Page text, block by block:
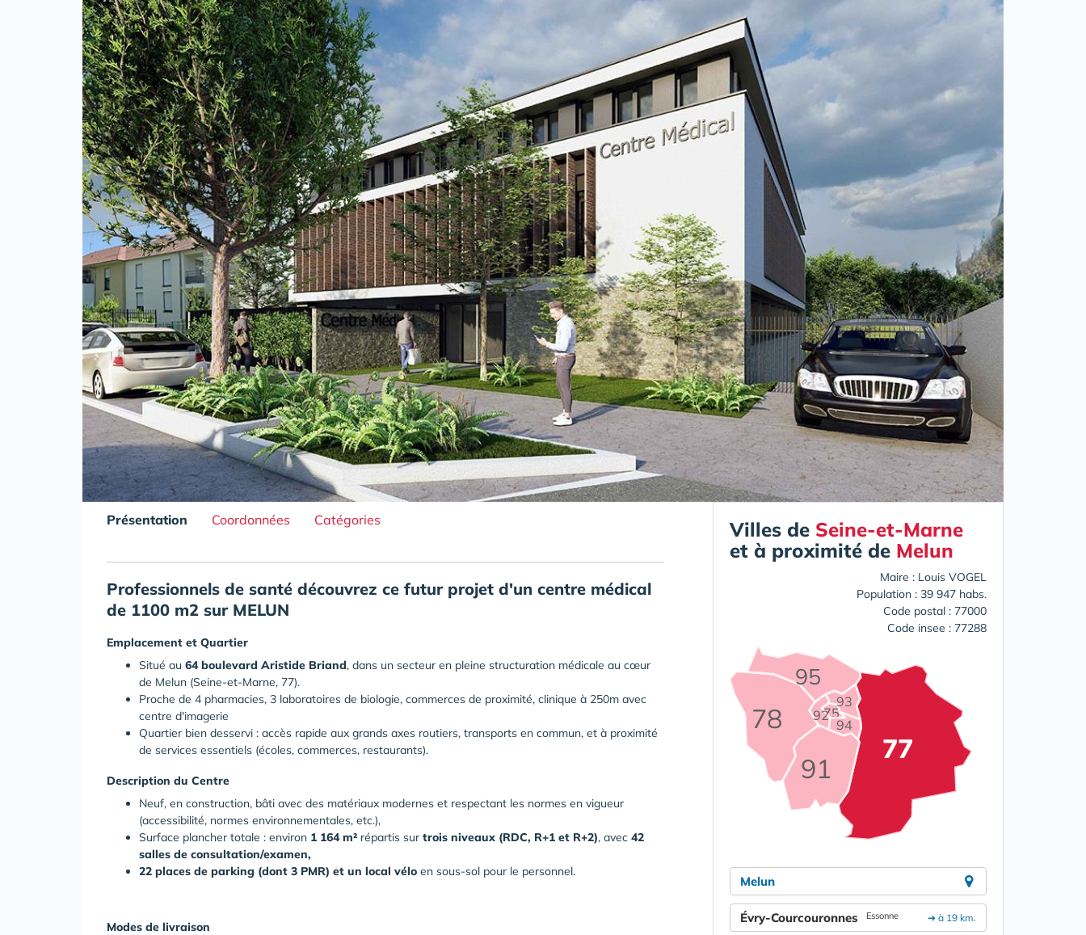
Présentation Coordonnées Catégories
Professionnels de santé découvrez ce futur projet d'un centre médical
de 1100 m2 sur MELUN
Emplacement et Quartier
Situé au 64 boulevard Aristide Briand, dans un secteur en pleine structuration médicale au cœur
de Melun (Seine-et-Marne, 77).
Proche de 4 pharmacies, 3 laboratoires de biologie, commerces de proximité, clinique à 250m avec
centre d'imagerie
Quartier bien desservi : accès rapide aux grands axes routiers, transports en commun, et à proximité
de services essentiels (écoles, commerces, restaurants).
Description du Centre
Neuf, en construction, bâti avec des matériaux modernes et respectant les normes en vigueur
(accessibilité, normes environnementales, etc.),
Surface plancher totale : environ 1 164 m² répartis sur trois niveaux (RDC, R+1 et R+2), avec 42
salles de consultation/examen,
22 places de parking (dont 3 PMR) et un local vélo en sous-sol pour le personnel.
Modes de livraison
Villes de Seine-et-Marne
et à proximité de Melun
Maire : Louis VOGEL
Population : 39 947 habs.
Code postal : 77000
Code insee : 77288
75
77
78
91
92
93
94
95
Melun
➔ à 19 km.
Évry-Courcouronnes Essonne